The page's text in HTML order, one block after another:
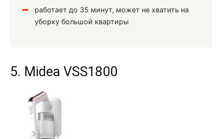
работает до 35 минут, может не хватить на
уборку большой квартиры
5. Midea VSS1800